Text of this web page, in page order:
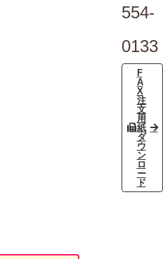
554-
0133
F
A
X
注
文
用
紙
ダ
ウ
ン
ロ
ー
ド